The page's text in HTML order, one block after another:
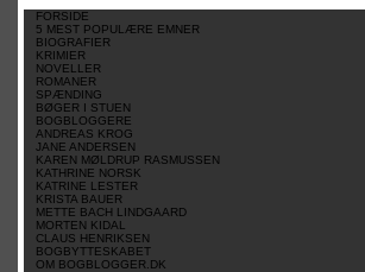
FORSIDE
5 MEST POPULÆRE EMNER
BIOGRAFIER
KRIMIER
NOVELLER
ROMANER
SPÆNDING
BØGER I STUEN
BOGBLOGGERE
ANDREAS KROG
JANE ANDERSEN
KAREN MØLDRUP RASMUSSEN
KATHRINE NORSK
KATRINE LESTER
KRISTA BAUER
METTE BACH LINDGAARD
MORTEN KIDAL
CLAUS HENRIKSEN
BOGBYTTESKABET
OM BOGBLOGGER.DK